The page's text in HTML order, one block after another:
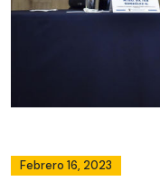
Febrero 16, 2023